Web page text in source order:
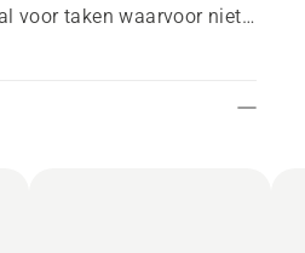
voor taken waarvoor niet
te maaien. Dankzij de